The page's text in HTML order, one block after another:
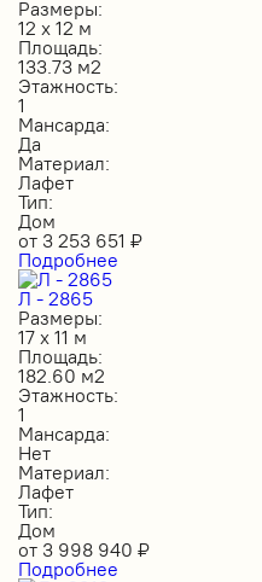
Размеры:
12 х 12 м
Площадь:
133.73 м2
Этажность:
1
Мансарда:
Да
Материал:
Лафет
Тип:
Дом
от 3 253 651 ₽
Подробнее
Л - 2865
Размеры:
17 х 11 м
Площадь:
182.60 м2
Этажность:
1
Мансарда:
Нет
Материал:
Лафет
Тип:
Дом
от 3 998 940 ₽
Подробнее